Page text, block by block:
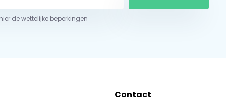
de wettelijke beperkingen
Contact